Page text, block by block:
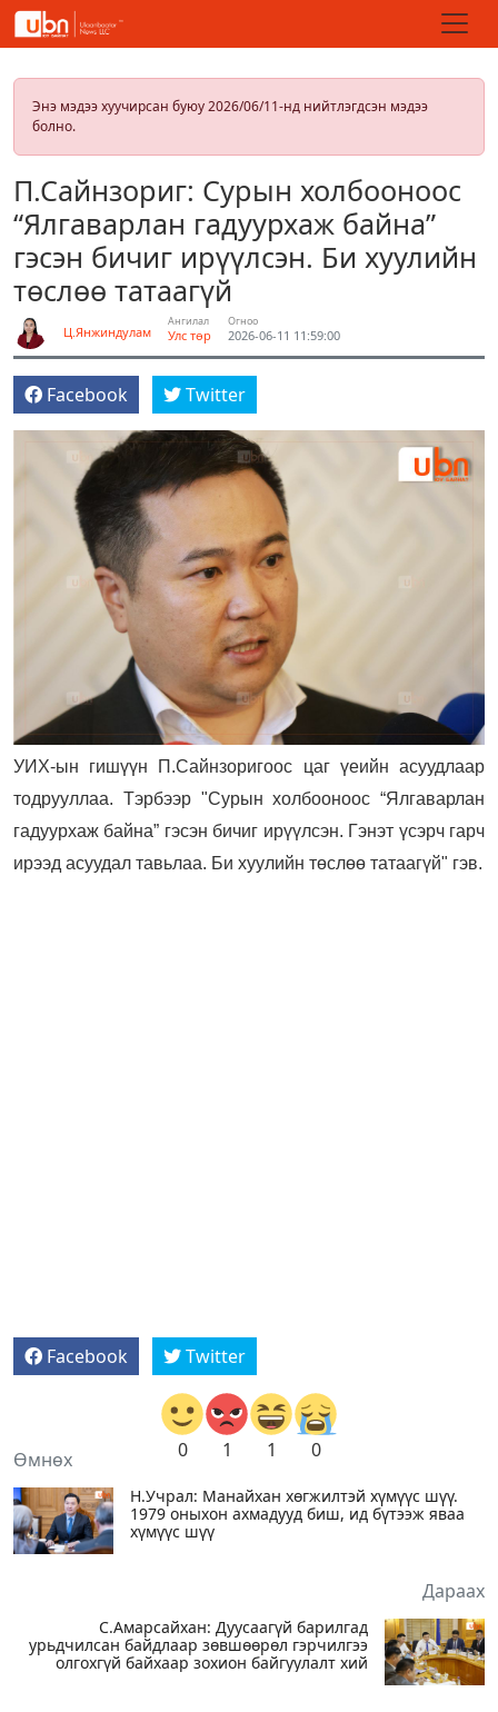
Энэ мэдээ хуучирсан буюу 2026/06/11-нд нийтлэгдсэн мэдээ
болно.
П.Сайнзориг: Сурын холбооноос
“Ялгаварлан гадуурхаж байна”
гэсэн бичиг ирүүлсэн. Би хуулийн
төслөө татаагүй
Ц.Янжиндулам
Ангилал
Улс төр
Огноо
2026-06-11 11:59:00
Facebook Twitter
УИХ-ын гишүүн П.Сайнзоригоос цаг үеийн асуудлаар
тодрууллаа. Тэрбээр "Сурын холбооноос “Ялгаварлан
гадуурхаж байна” гэсэн бичиг ирүүлсэн. Гэнэт үсэрч гарч
ирээд асуудал тавьлаа. Би хуулийн төслөө татаагүй" гэв.
Facebook Twitter
0 1 1 0
Өмнөх
Н.Учрал: Манайхан хөгжилтэй хүмүүс шүү.
1979 оныхон ахмадууд биш, ид бүтээж яваа
хүмүүс шүү
Дараах
С.Амарсайхан: Дуусаагүй барилгад
урьдчилсан байдлаар зөвшөөрөл гэрчилгээ
олгохгүй байхаар зохион байгуулалт хий